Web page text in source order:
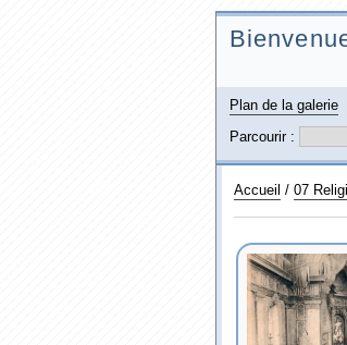
Plan de la galerie
Parcourir :
Accueil / 07